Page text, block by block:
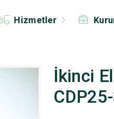
Hizmetler
İkinci